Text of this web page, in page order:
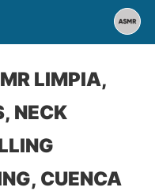
LIMPIA,
NECK
CUENCA